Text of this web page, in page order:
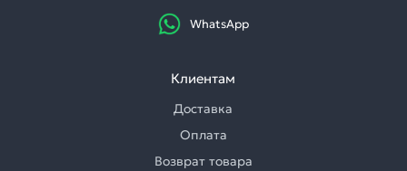
WhatsApp
Клиентам
Доставка
Оплата
Возврат товара